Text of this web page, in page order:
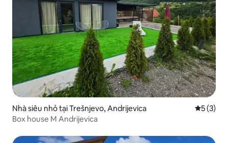
Nhà siêu nhỏ tại Trešnjevo, Andrijevica Xếp5 (3)
Box house M Andrijevica